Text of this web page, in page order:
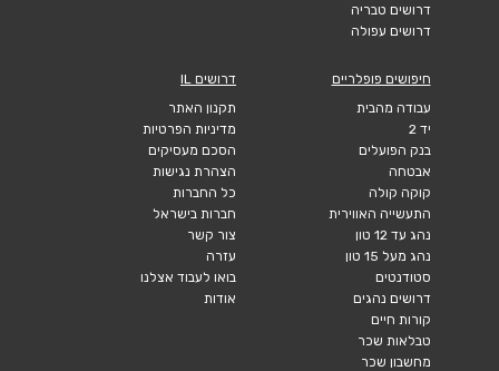
דרושים טבריה
דרושים עפולה
חיפושים פופלריים
עבודה מהבית
יד 2
בנק הפועלים
אבטחה
קוקה קולה
התעשייה האווירית
נהג עד 12 טון
נהג מעל 15 טון
סטודנטים
דרושים נהגים
קורות חיים
טבלאות שכר
מחשבון שכר
דרושים IL
תקנון האתר
מדיניות הפרטיות
הסכם מעסיקים
הצהרת נגישות
כל החברות
חברות בישראל
צור קשר
עזרה
בואו לעבוד אצלנו
אודות